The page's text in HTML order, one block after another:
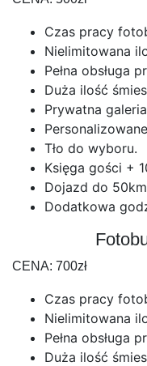
Czas pracy
Nielimitowana
Pełna obsługa
Duża ilość
Prywatna
Tło do wyboru.
Księga gości +
Dojazd do 50km
Dodatkowa
CENA: 700zł
Czas pracy
Nielimitowana
Pełna obsługa
Duża ilość